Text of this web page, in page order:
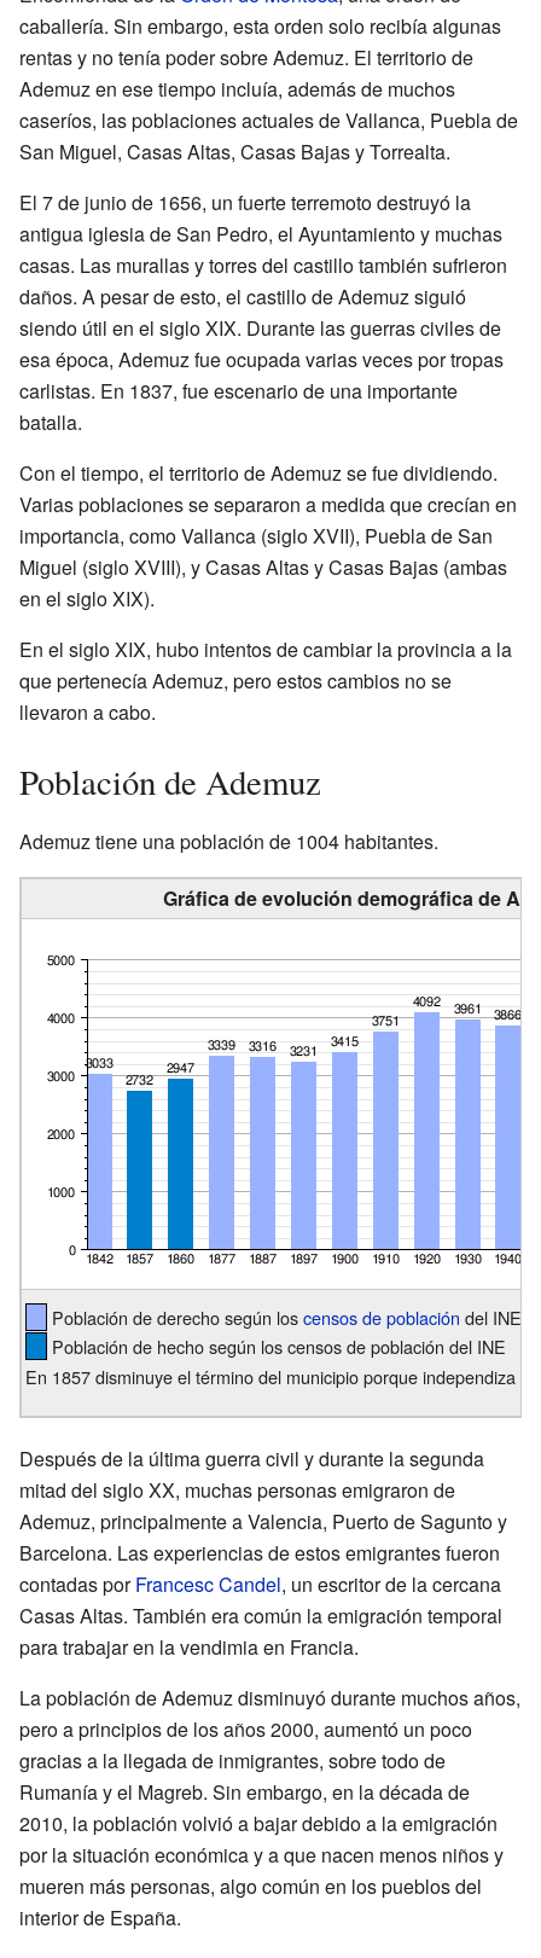
caballería. Sin embargo, esta orden solo recibía algunas
rentas y no tenía poder sobre Ademuz. El territorio de
Ademuz en ese tiempo incluía, además de muchos
caseríos, las poblaciones actuales de Vallanca, Puebla de
San Miguel, Casas Altas, Casas Bajas y Torrealta.
El 7 de junio de 1656, un fuerte terremoto destruyó la
antigua iglesia de San Pedro, el Ayuntamiento y muchas
casas. Las murallas y torres del castillo también sufrieron
daños. A pesar de esto, el castillo de Ademuz siguió
siendo útil en el siglo XIX. Durante las guerras civiles de
esa época, Ademuz fue ocupada varias veces por tropas
carlistas. En 1837, fue escenario de una importante
batalla.
Con el tiempo, el territorio de Ademuz se fue dividiendo.
Varias poblaciones se separaron a medida que crecían en
importancia, como Vallanca (siglo XVII), Puebla de San
Miguel (siglo XVIII), y Casas Altas y Casas Bajas (ambas
en el siglo XIX).
En el siglo XIX, hubo intentos de cambiar la provincia a la
que pertenecía Ademuz, pero estos cambios no se
llevaron a cabo.
Población de Ademuz
Ademuz tiene una población de 1004 habitantes.
Gráfica de evolución demográfica de
Población de derecho según loscensos de población del INE
Población de hecho según los censos de población del INE
En 1857 disminuye el término del municipio porque independiza a
Después de la última guerra civil y durante la segunda
mitad del siglo XX, muchas personas emigraron de
Ademuz, principalmente a Valencia, Puerto de Sagunto y
Barcelona. Las experiencias de estos emigrantes fueron
contadas porFrancesc Candel, un escritor de la cercana
Casas Altas. También era común la emigración temporal
para trabajar en la vendimia en Francia.
La población de Ademuz disminuyó durante muchos años,
pero a principios de los años 2000, aumentó un poco
gracias a la llegada de inmigrantes, sobre todo de
Rumanía y el Magreb. Sin embargo, en la década de
2010, la población volvió a bajar debido a la emigración
por la situación económica y a que nacen menos niños y
mueren más personas, algo común en los pueblos del
interior de España.